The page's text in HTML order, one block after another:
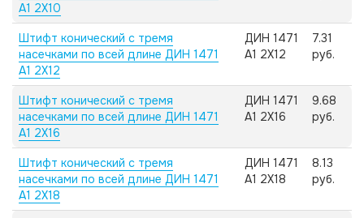
А1 2X10
Штифт конический с тремя
насечками по всей длине ДИН 1471
А1 2X12
ДИН 1471
А1 2X12
7.31
руб.
Штифт конический с тремя
насечками по всей длине ДИН 1471
А1 2X16
ДИН 1471
А1 2X16
9.68
руб.
Штифт конический с тремя
насечками по всей длине ДИН 1471
А1 2X18
ДИН 1471
А1 2X18
8.13
руб.